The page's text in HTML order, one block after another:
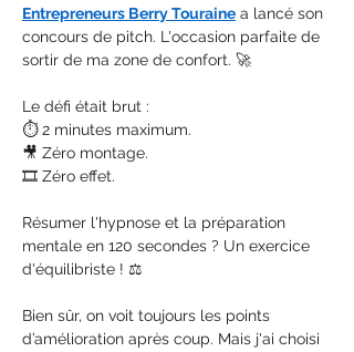
Entrepreneurs Berry Touraine a lancé son
concours de pitch. L'occasion parfaite de
sortir de ma zone de confort. 🚀
Le défi était brut :
⏱️ 2 minutes maximum.
🎥 Zéro montage.
🎞️ Zéro effet.
Résumer l'hypnose et la préparation
mentale en 120 secondes ? Un exercice
d'équilibriste ! ⚖️
Bien sûr, on voit toujours les points
d’amélioration après coup. Mais j'ai choisi